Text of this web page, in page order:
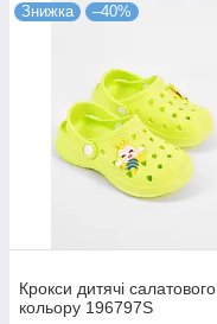
Знижка –40%
Крокси дитячі салатового
кольору 196797S